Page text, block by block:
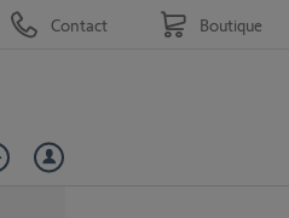
Contact Boutique